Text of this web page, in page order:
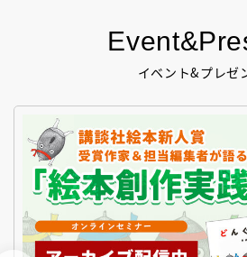
イベント&プレゼ